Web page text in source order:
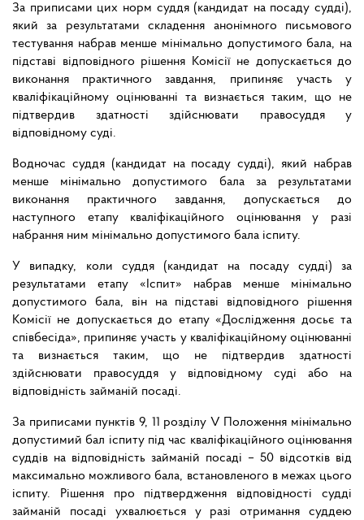
За приписами цих норм суддя (кандидат на посаду судді),
який за результатами складення анонімного письмового
тестування набрав менше мінімально допустимого бала, на
підставі відповідного рішення Комісії не допускається до
виконання практичного завдання, припиняє участь у
кваліфікаційному оцінюванні та визнається таким, що не
підтвердив здатності здійснювати правосуддя у
відповідному суді.
Водночас суддя (кандидат на посаду судді), який набрав
менше мінімально допустимого бала за результатами
виконання практичного завдання, допускається до
наступного етапу кваліфікаційного оцінювання у разі
набрання ним мінімально допустимого бала іспиту.
У випадку, коли суддя (кандидат на посаду судді) за
результатами етапу «Іспит» набрав менше мінімально
допустимого бала, він на підставі відповідного рішення
Комісії не допускається до етапу «Дослідження досьє та
співбесіда», припиняє участь у кваліфікаційному оцінюванні
та визнається таким, що не підтвердив здатності
здійснювати правосуддя у відповідному суді або на
відповідність займаній посаді.
За приписами пунктів 9, 11 розділу V Положення мінімально
допустимий бал іспиту під час кваліфікаційного оцінювання
суддів на відповідність займаній посаді – 50 відсотків від
максимально можливого бала, встановленого в межах цього
іспиту. Рішення про підтвердження відповідності судді
займаній посаді ухвалюється у разі отримання суддею